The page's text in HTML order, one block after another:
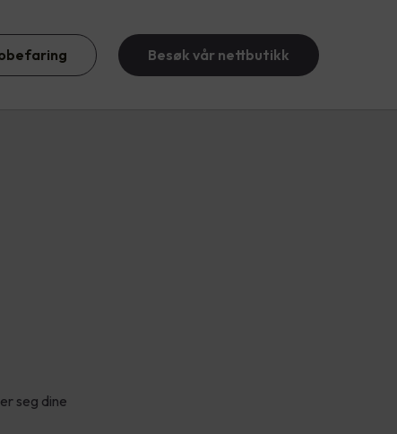
Besøk vår nettbutikk
seg dine